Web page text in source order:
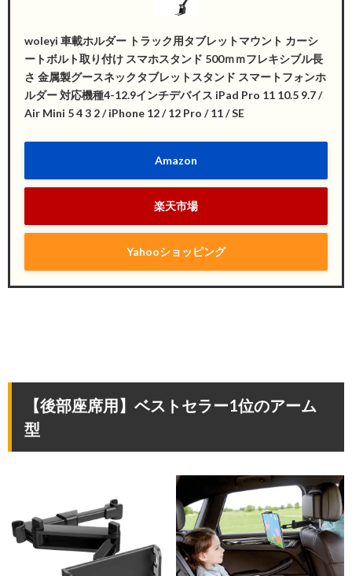
woleyi 車載ホルダー トラック用タブレットマウント カーシ
ートボルト取り付け スマホスタンド 500ｍｍフレキシブル長
さ 金属製グースネックタブレットスタンド スマートフォンホ
ルダー 対応機種4-12.9インチデバイス iPad Pro 11 10.5 9.7 /
Air Mini 5 4 3 2 / iPhone 12 / 12 Pro / 11 / SE
Amazon
楽天市場
Yahooショッピング
【後部座席用】ベストセラー1位のアーム
型